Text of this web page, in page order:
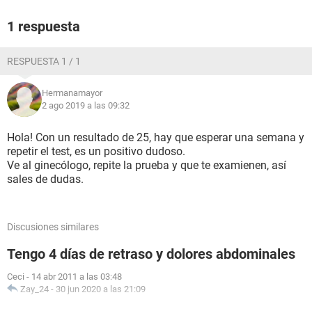
1 respuesta
RESPUESTA 1 / 1
Hermanamayor
2 ago 2019 a las 09:32
Hola! Con un resultado de 25, hay que esperar una semana y
repetir el test, es un positivo dudoso.
Ve al ginecólogo, repite la prueba y que te examienen, así
sales de dudas.
Discusiones similares
Tengo 4 días de retraso y dolores abdominales
Ceci - 14 abr 2011 a las 03:48
Zay_24 - 30 jun 2020 a las 21:09